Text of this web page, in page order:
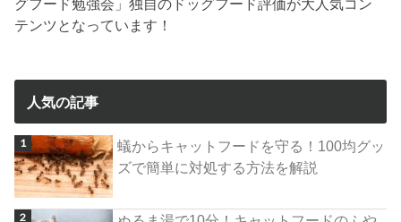
グフード勉強会」独自のドッグフード評価が大人気コン
テンツとなっています！
人気の記事
蟻からキャットフードを守る！100均グッ
ズで簡単に対処する方法を解説